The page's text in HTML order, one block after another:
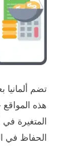
تضم
المتغيرة
الحفاظ في